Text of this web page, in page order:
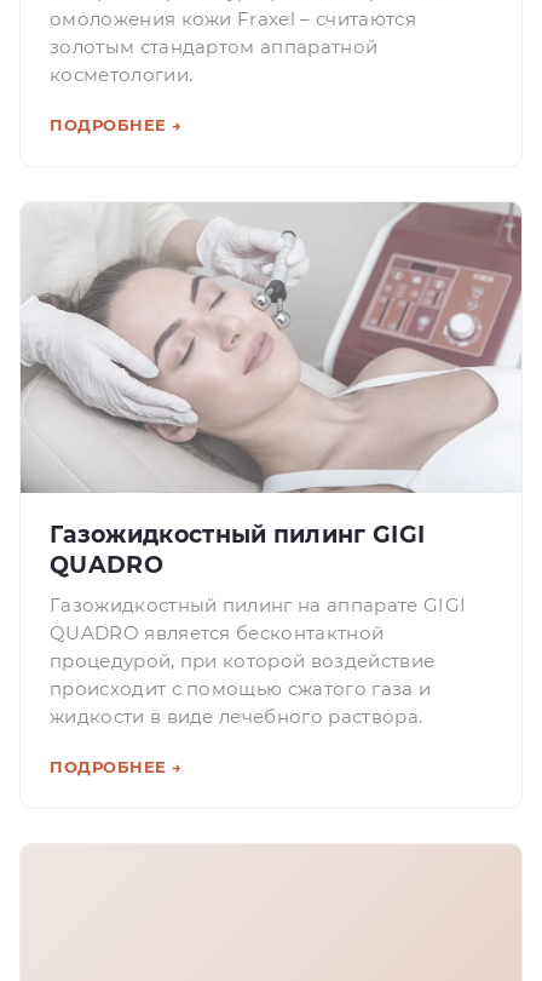
омоложения кожи Fraxel – считаются
золотым стандартом аппаратной
косметологии.
ПОДРОБНЕЕ →
Газожидкостный пилинг GIGI
QUADRO
Газожидкостный пилинг на аппарате GIGI
QUADRO является бесконтактной
процедурой, при которой воздействие
происходит с помощью сжатого газа и
жидкости в виде лечебного раствора.
ПОДРОБНЕЕ →